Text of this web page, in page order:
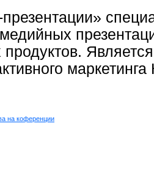
на коференции